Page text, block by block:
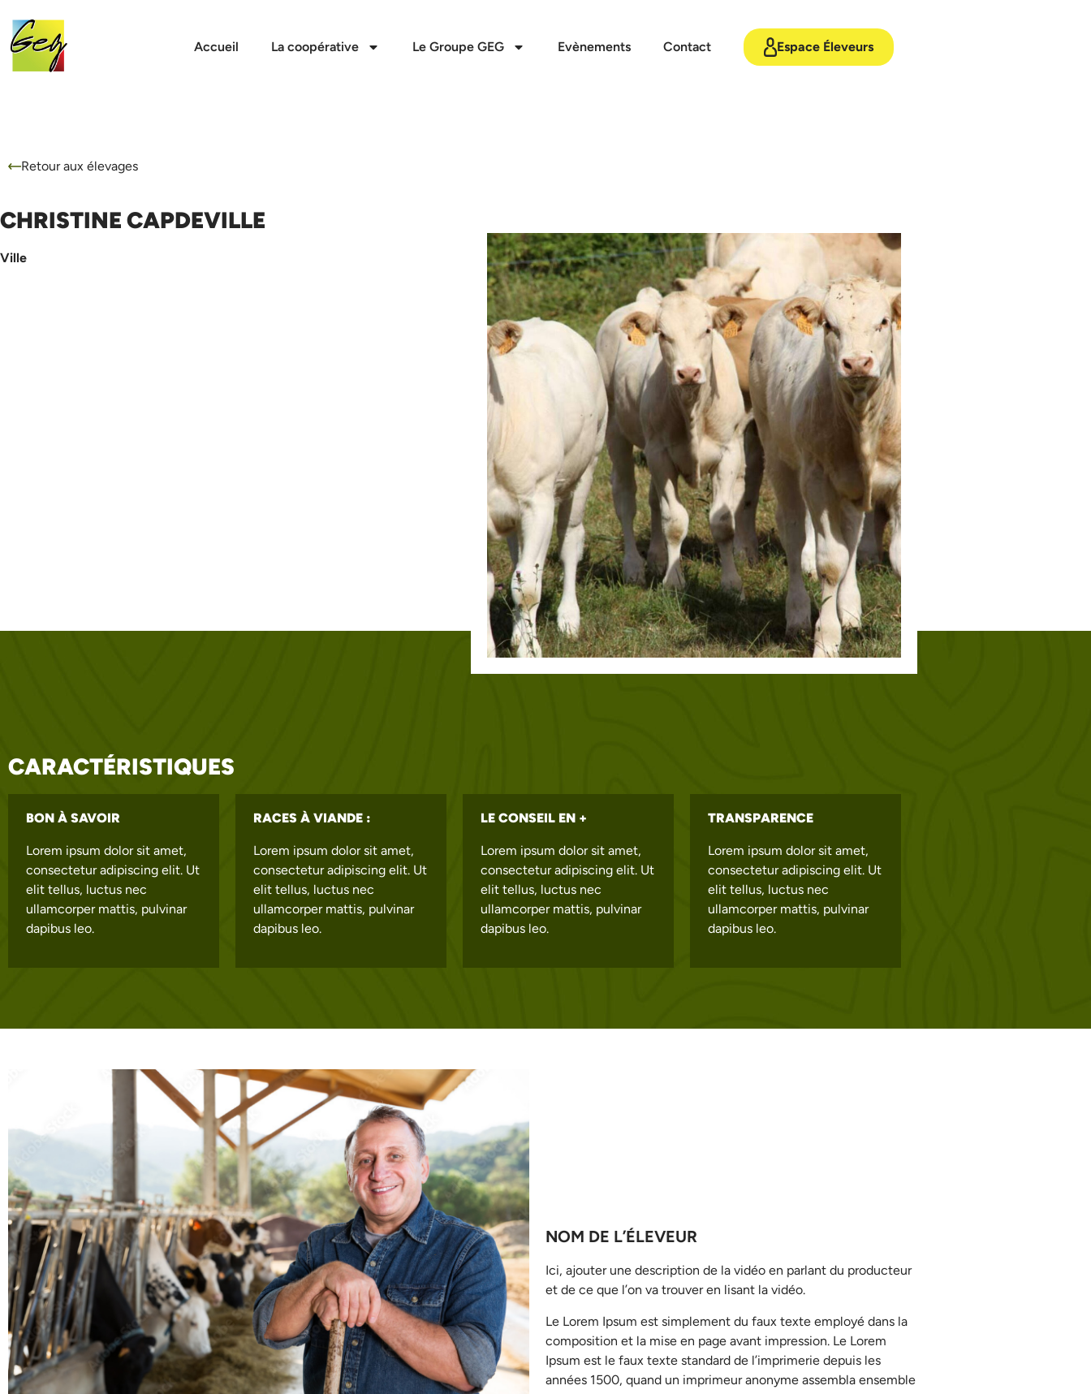
Accueil La coopérative Le Groupe GEG Evènements Contact Espace Éleveurs
Retour aux élevages
CHRISTINE CAPDEVILLE
Ville
CARACTÉRISTIQUES
BON À SAVOIR
Lorem ipsum dolor sit amet,
consectetur adipiscing elit. Ut
elit tellus, luctus nec
ullamcorper mattis, pulvinar
dapibus leo.
RACES À VIANDE :
Lorem ipsum dolor sit amet,
consectetur adipiscing elit. Ut
elit tellus, luctus nec
ullamcorper mattis, pulvinar
dapibus leo.
LE CONSEIL EN +
Lorem ipsum dolor sit amet,
consectetur adipiscing elit. Ut
elit tellus, luctus nec
ullamcorper mattis, pulvinar
dapibus leo.
TRANSPARENCE
Lorem ipsum dolor sit amet,
consectetur adipiscing elit. Ut
elit tellus, luctus nec
ullamcorper mattis, pulvinar
dapibus leo.
NOM DE L’ÉLEVEUR
Ici, ajouter une description de la vidéo en parlant du producteur
et de ce que l’on va trouver en lisant la vidéo.
Le Lorem Ipsum est simplement du faux texte employé dans la
composition et la mise en page avant impression. Le Lorem
Ipsum est le faux texte standard de l’imprimerie depuis les
années 1500, quand un imprimeur anonyme assembla ensemble